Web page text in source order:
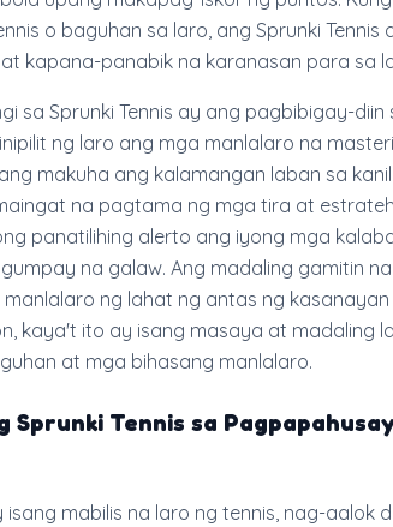
o baguhan sa laro, ang Sprunki Tennis
kapana-panabik na karanasan para sa
sa Sprunki Tennis ay ang pagbibigay-diin
ng laro ang mga manlalaro na
makuha ang kalamangan laban sa
na pagtama ng mga tira at
panatilihing alerto ang iyong mga
na galaw. Ang madaling gamitin
ng lahat ng antas ng kasanayan
kaya't ito ay isang masaya at madaling
at mga bihasang manlalaro.
Sprunki Tennis sa
isang mabilis na laro ng tennis, nag-aalok